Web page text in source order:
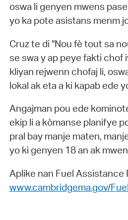
oswa li genyen mwens
yo ka pote asistans menm
Cruz te di "Nou fè tout sa
se swa y ap peye fakti chof
kliyan rejwenn chofaj li,
lokal ak eta a ki kapab ede
Angajman pou ede
ekip li a kòmanse planifye
pral bay manje maten,
yo ki genyen 18 an ak
Aplike nan Fuel Assistance
www.cambridgema.gov/